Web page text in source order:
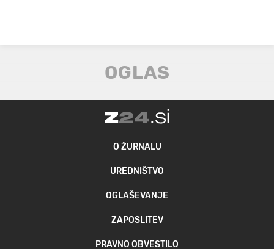
O ŽURNALU
UREDNIŠTVO
OGLAŠEVANJE
ZAPOSLITEV
PRAVNO OBVESTILO